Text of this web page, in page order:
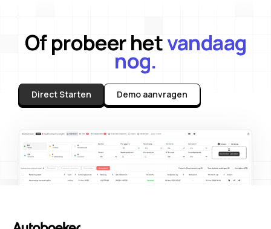
Of probeer hetvandaag
nog.
Direct Starten Demo aanvragen